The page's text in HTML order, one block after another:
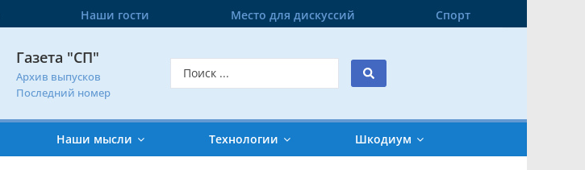
Наши гости Место для дискуссий Спорт
Газета "СП"
Архив выпусков
Последний номер
Наши мысли Технологии Шкодиум